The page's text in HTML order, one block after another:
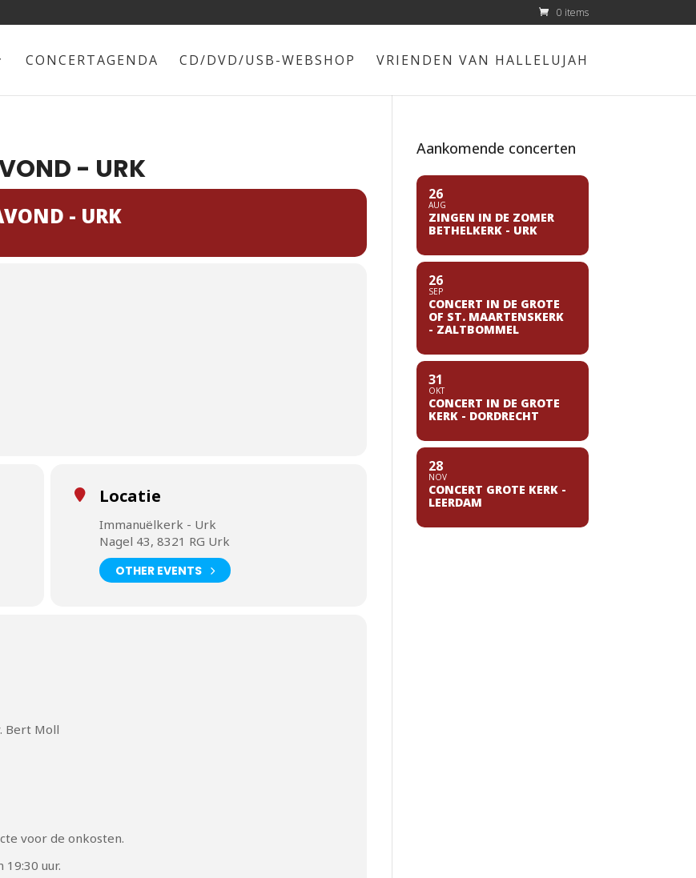
0 items
CONCERTAGENDA CD/DVD/USB-WEBSHOP VRIENDEN VAN HALLELUJAH
- URK
- URK
Locatie
Immanuëlkerk - Urk
Nagel 43, 8321 RG Urk
OTHER EVENTS
Bert Moll
voor de onkosten.
uur.
Aankomende concerten
26
AUG
ZINGEN IN DE ZOMER
BETHELKERK - URK
26
SEP
CONCERT IN DE GROTE
OF ST. MAARTENSKERK
- ZALTBOMMEL
31
OKT
CONCERT IN DE GROTE
KERK - DORDRECHT
28
NOV
CONCERT GROTE KERK -
LEERDAM